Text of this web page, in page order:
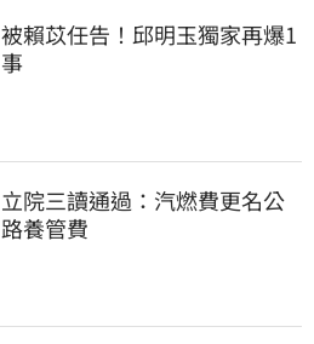
被賴苡任告！邱明玉獨家再爆1
事
立院三讀通過：汽燃費更名公
路養管費